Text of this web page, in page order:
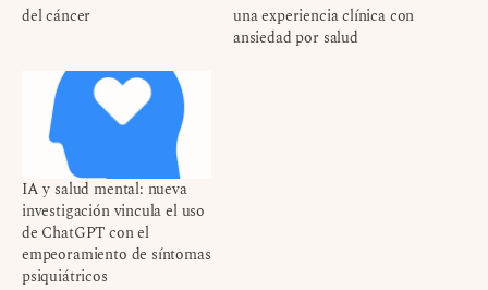
del cáncer
una experiencia clínica con
ansiedad por salud
IA y salud mental: nueva
investigación vincula el uso
de ChatGPT con el
empeoramiento de síntomas
psiquiátricos